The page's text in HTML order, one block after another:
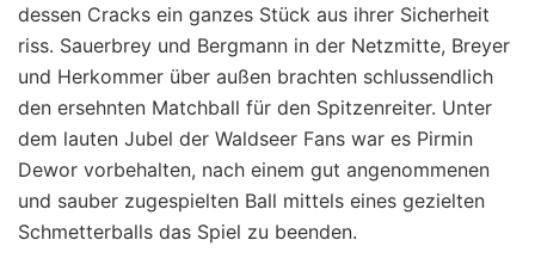
dessen Cracks ein ganzes Stück aus ihrer Sicherheit
riss. Sauerbrey und Bergmann in der Netzmitte, Breyer
und Herkommer über außen brachten schlussendlich
den ersehnten Matchball für den Spitzenreiter. Unter
dem lauten Jubel der Waldseer Fans war es Pirmin
Dewor vorbehalten, nach einem gut angenommenen
und sauber zugespielten Ball mittels eines gezielten
Schmetterballs das Spiel zu beenden.